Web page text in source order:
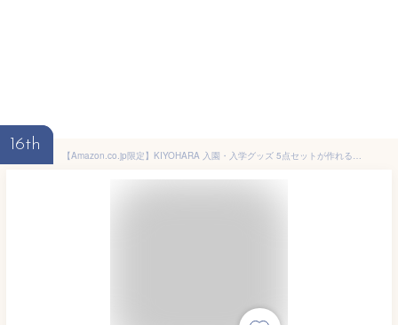
16th
【Amazon.co.jp限定】KIYOHARA 入園・入学グッズ 5点セットが作れる 手作りキット ダイナソー グリーン ネームラベル付き MOW123-K5